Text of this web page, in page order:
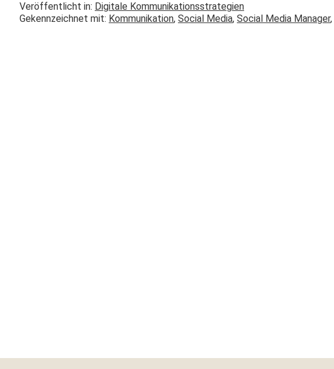
Veröffentlicht in: Digitale Kommunikationsstrategien
Gekennzeichnet mit: Kommunikation, Social Media, Social Media Manager,